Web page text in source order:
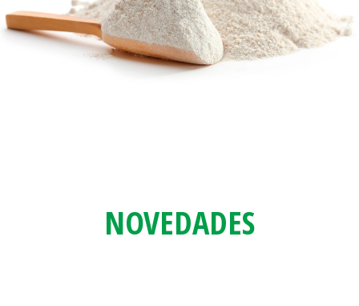
NOVEDADES